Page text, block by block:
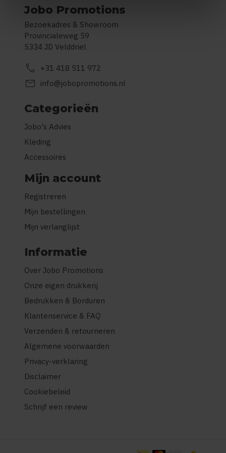
Jobo Promotions
Bezoekadres & Showroom
Provincialeweg 59
5334 JD Velddriel
call +31 418 511 972
mail info@jobopromotions.nl
Categorieën
Jobo's Advies
Kleding
Accessoires
Mijn account
Registreren
Mijn bestellingen
Mijn verlanglijst
Informatie
Over Jobo Promotions
Onze eigen drukkerij
Bedrukken & Borduren
Klantenservice & FAQ
Verzenden & retourneren
Algemene voorwaarden
Privacy-verklaring
Disclaimer
Cookiebeleid
Schrijf een review